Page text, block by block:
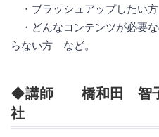
・ブラッシュアップしたい方
・どんなコンテンツが必要
らない方 など。
◆講師 橋和田 智子
社